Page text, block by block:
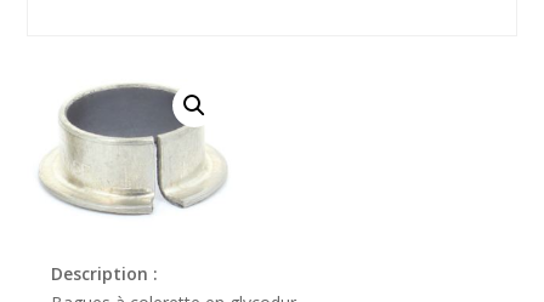
Description :